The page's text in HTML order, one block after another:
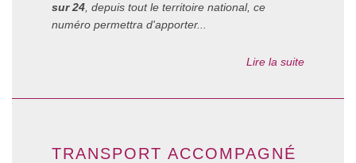
sur 24 , depuis tout le territoire national, ce
numéro permettra d'apporter...
Lire la suite
TRANSPORT ACCOMPAGNÉ